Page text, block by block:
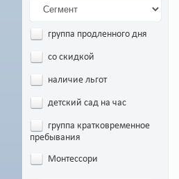
группа продленного дня
со скидкой
наличие льгот
детский сад на час
группа кратковременное
пребывания
Монтессори